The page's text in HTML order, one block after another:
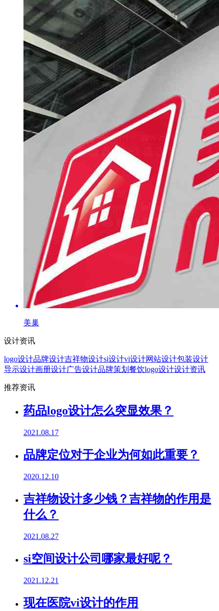
美巢
设计资讯
logo设计品牌设计吉祥物设计si设计vi设计网站设计包装设计
导示设计画册设计广告设计品牌策划 餐饮logo设计设计资讯
推荐资讯
药品logo设计怎么突显效果？
2021.08.17
品牌定位对于企业为何如此重要？
2020.12.10
吉祥物设计多少钱？吉祥物的作用是
什么？
2021.08.27
si空间设计公司哪家最好呢？
2021.12.21
现在医院vi设计的作用